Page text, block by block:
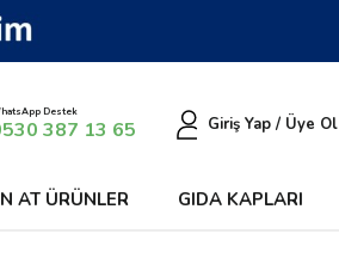
Destek
387 13 65 Giriş Yap / Üye Ol
AT ÜRÜNLER GIDA KAPLARI